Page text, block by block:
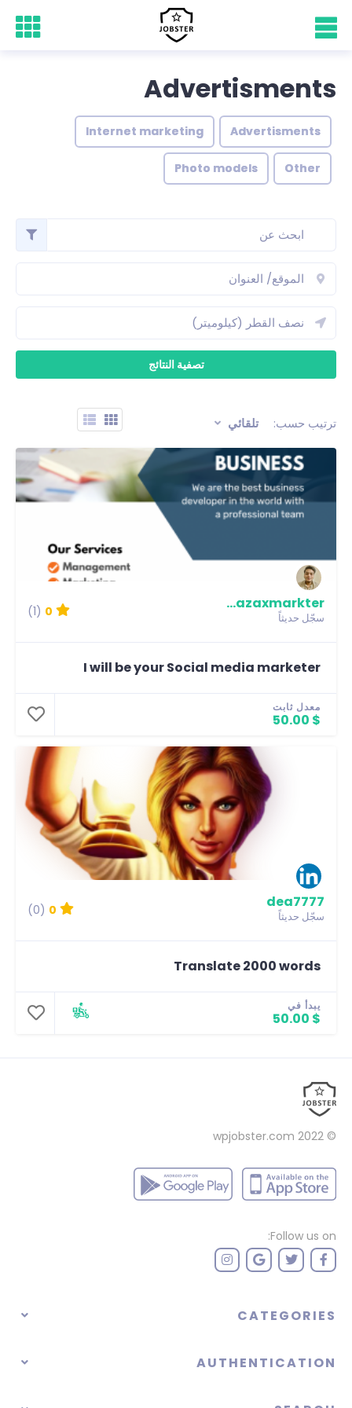
Advertisments
Advertisments
Internet marketing
Other
Photo models
ترتيب حسب: تلقائي
murtazaxmarkter
سجّل حديثاً 0
(1)
I will be your Social media marketer
معدل ثابت
$ 50.00
dea7777
سجّل حديثاً 0
(0)
Translate 2000 words
يبدأ في
$ 50.00
© 2022
wpjobster.com
Follow us on:
CATEGORIES
AUTHENTICATION